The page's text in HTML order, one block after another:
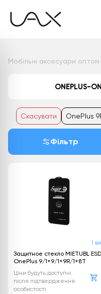
Мобільні аксесуари оптом
ONEPLUS-
Скасувати OnePlus
Фільтр
1
Защитное стекло MIETUBL ESD
OnePlus 9/1+9/1+9R/1+8T
Ціни будуть доступні
після підтвердження
особистості